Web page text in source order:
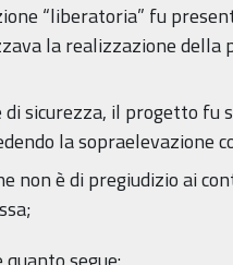
“liberatoria” fu
la realizzazione
di sicurezza, il progetto fu
la sopraelevazione
non è di pregiudizio ai